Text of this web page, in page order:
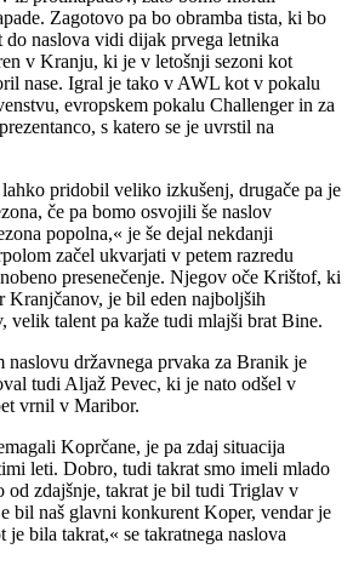
Zagotovo pa bo obramba tista, ki bo
do naslova vidi dijak prvega letnika
v Kranju, ki je v letošnji sezoni kot
nase. Igral je tako v AWL kot v pokalu
evropskem pokalu Challenger in za
s katero se je uvrstil na
lahko pridobil veliko izkušenj, drugače pa je
če pa bomo osvojili še naslov
popolna,« je še dejal nekdanji
začel ukvarjati v petem razredu
presenečenje. Njegov oče Krištof, ki
Kranjčanov, je bil eden najboljših
velik talent pa kaže tudi mlajši brat Bine.
naslovu državnega prvaka za Branik je
tudi Aljaž Pevec, ki je nato odšel v
vrnil v Maribor.
Koprčane, je pa zdaj situacija
leti. Dobro, tudi takrat smo imeli mlado
od zdajšnje, takrat je bil tudi Triglav v
bil naš glavni konkurent Koper, vendar je
je bila takrat,« se takratnega naslova